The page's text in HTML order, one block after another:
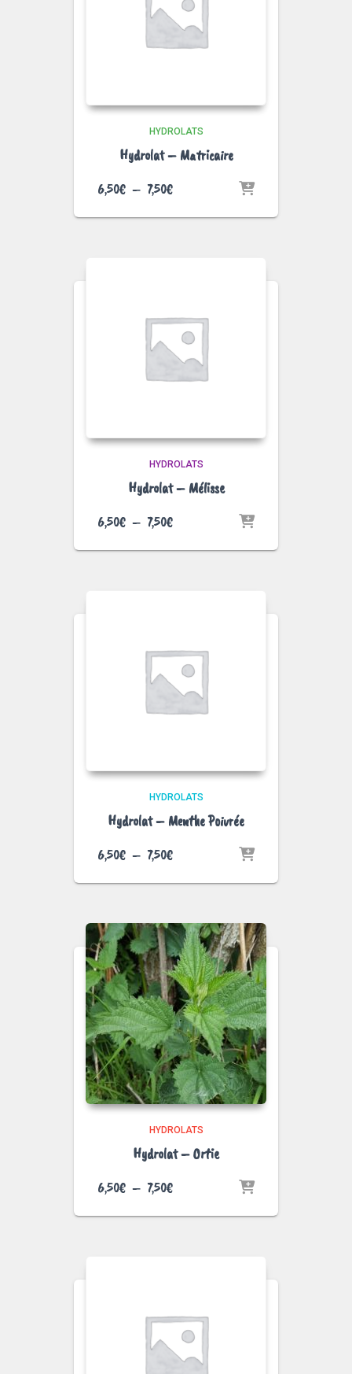
HYDROLATS
Hydrolat – Matricaire
6,50€ – 7,50€Plage
prix :
HYDROLATS
Hydrolat – Mélisse
6,50€ – 7,50€Plage
prix :
HYDROLATS
Hydrolat – Menthe Poivrée
6,50€ – 7,50€Plage
prix :
à
7,50€
HYDROLATS
Hydrolat – Ortie
6,50€ – 7,50€Plage
prix :